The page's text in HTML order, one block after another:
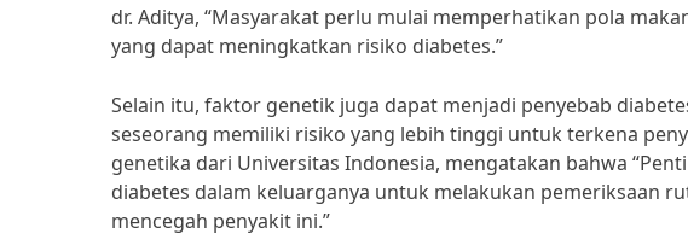
dr. Aditya, “Masyarakat perlu mulai memperhatikan pola
yang dapat meningkatkan risiko diabetes.”
Selain itu, faktor genetik juga dapat menjadi penyebab
seseorang memiliki risiko yang lebih tinggi untuk terkena
genetika dari Universitas Indonesia, mengatakan bahwa
diabetes dalam keluarganya untuk melakukan pemeriksaan
mencegah penyakit ini.”